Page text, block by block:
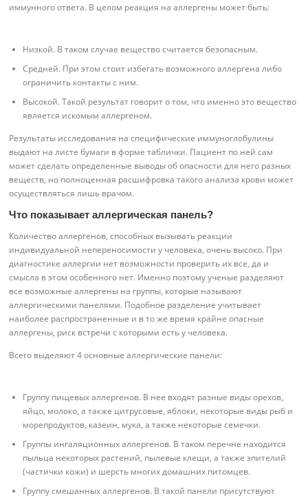
иммунного ответа. В целом реакция на аллергены может быть:
Низкой. В таком случае вещество считается безопасным.
Средней. При этом стоит избегать возможного аллергена либо
ограничить контакты с ним.
Высокой. Такой результат говорит о том, что именно это вещество
является искомым аллергеном.
Результаты исследования на специфические иммуноглобулины
выдают на листе бумаги в форме таблички. Пациент по ней сам
может сделать определенные выводы об опасности для него разных
веществ, но полноценная расшифровка такого анализа крови может
осуществляться лишь врачом.
Что показывает аллергическая панель?
Количество аллергенов, способных вызывать реакции
индивидуальной непереносимости у человека, очень высоко. При
диагностике аллергии нет возможности проверить их все, да и
смысла в этом особенного нет. Именно поэтому ученые разделяют
все возможные аллергены на группы, которые называют
аллергическими панелями. Подобное разделение учитывает
наиболее распространенные и в то же время крайне опасные
аллергены, риск встречи с которыми есть у человека.
Всего выделяют 4 основные аллергические панели:
Группу пищевых аллергенов. В нее входят разные виды орехов,
яйцо, молоко, а также цитрусовые, яблоки, некоторые виды рыб и
морепродуктов, казеин, мука, а также некоторые семечки.
Группы ингаляционных аллергенов. В таком перечне находится
пыльца некоторых растений, пылевые клещи, а также эпителий
(частички кожи) и шерсть многих домашних питомцев.
Группу смешанных аллергенов. В такой панели присутствуют